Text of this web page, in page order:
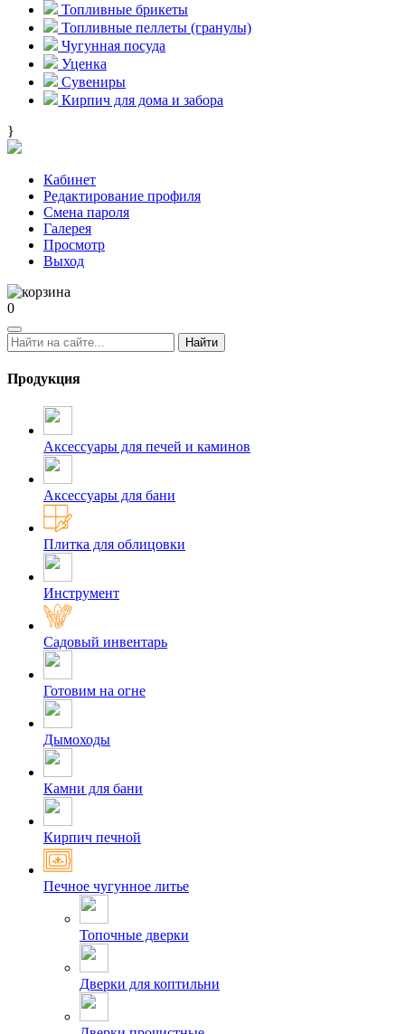
Топливные брикеты
Топливные пеллеты (гранулы)
Чугунная посуда
Уценка
Сувениры
Кирпич для дома и забора
}
Кабинет
Редактирование профиля
Смена пароля
Галерея
Просмотр
Выход
0
Найти
Продукция
Аксессуары для печей и каминов
Аксессуары для бани
Плитка для облицовки
Инструмент
Садовый инвентарь
Готовим на огне
Дымоходы
Камни для бани
Кирпич печной
Печное чугунное литье
Топочные дверки
Дверки для коптильни